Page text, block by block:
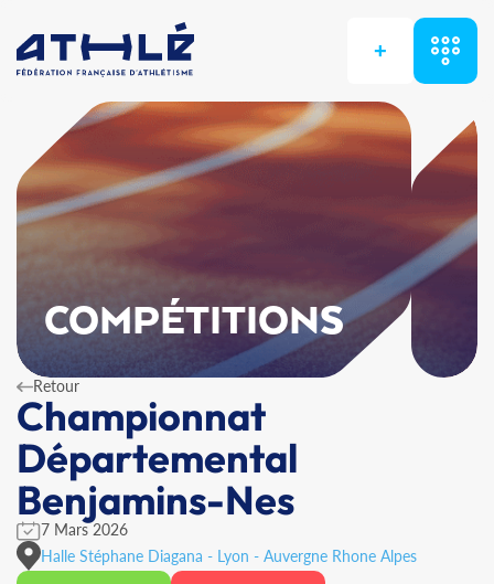
+
COMPÉTITIONS
Retour
Championnat
Départemental
Benjamins-Nes
7 Mars 2026
Halle Stéphane Diagana - Lyon - Auvergne Rhone Alpes